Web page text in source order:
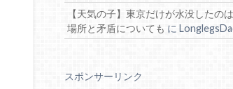
【天気の子】東京だけが水没したの
場所と矛盾についても に
スポンサーリンク